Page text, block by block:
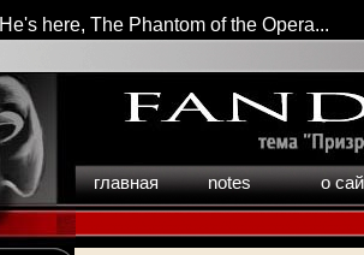
He's here, The Phantom of the Opera...
главная notes о